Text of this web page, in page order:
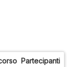
Partecipanti